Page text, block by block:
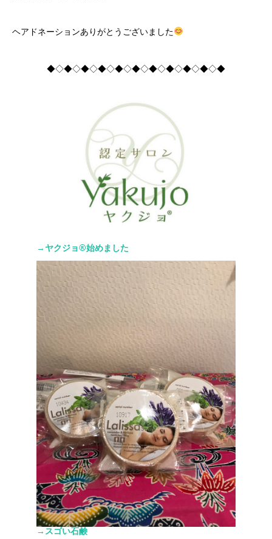
ヘアドネーションありがとうございました
◆◇◆◇◆◇◆◇◆◇◆◇◆◇◆◇◆◇◆◇◆
→ヤクジョ®︎始めました
→スゴい石鹸